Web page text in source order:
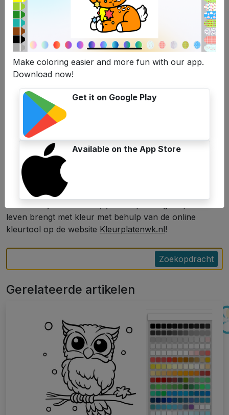
Kinderen, onthoud dat deze suggesties slechts een
startpunt zijn en dat u uw fantasie kunt gebruiken om
uw krokodilkleurplaat te personaliseren. Laat je
leven brengt met kleur met behulp van de online
kleurtool op de website Kleurplatenwk.nl!
Zoekopdracht
Gerelateerde artikelen
Make coloring easier and more fun with our app.
Download now!
Get it on Google Play
Available on the App Store